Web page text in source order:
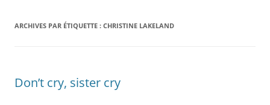
ARCHIVES PAR ÉTIQUETTE : CHRISTINE LAKELAND
Don’t cry, sister cry